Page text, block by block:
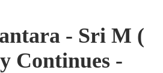
- Sri M (
Continues -